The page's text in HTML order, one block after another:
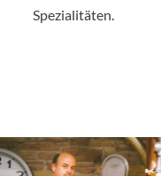
Spezialitäten.